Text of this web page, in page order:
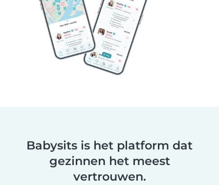
Babysits is het platform dat
gezinnen het meest
vertrouwen.